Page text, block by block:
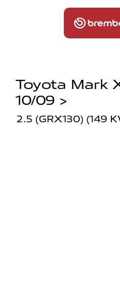
Toyota Mark
10/09 >
2.5 (GRX130) (149